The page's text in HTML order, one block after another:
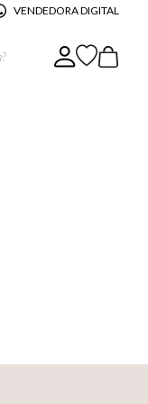
VENDEDORA DIGITAL